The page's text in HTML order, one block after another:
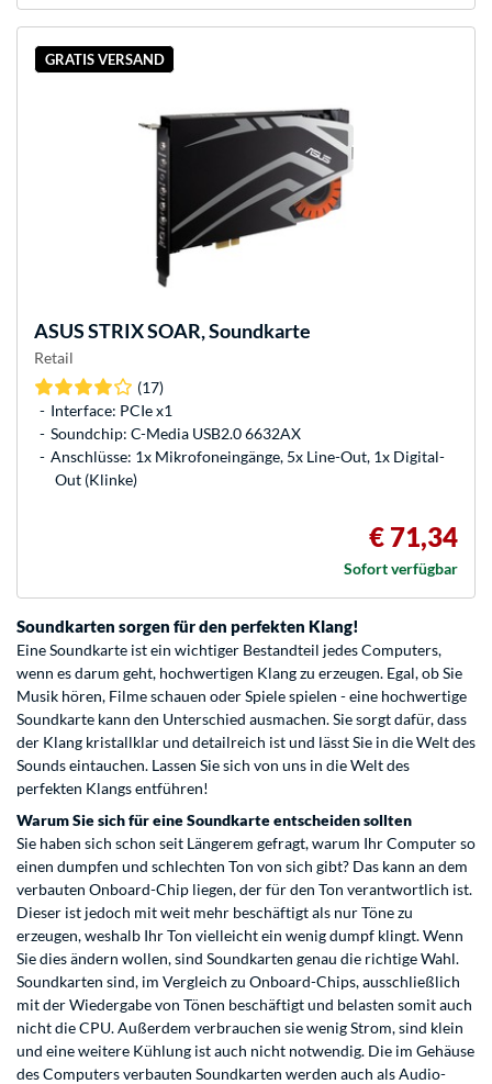
GRATIS VERSAND
ASUSSTRIX SOAR, Soundkarte
Retail
(17)
Interface: PCIe x1
Soundchip: C-Media USB2.0 6632AX
Anschlüsse: 1x Mikrofoneingänge, 5x Line-Out, 1x Digital-
Out (Klinke)
€ 71,34
Sofort verfügbar
Soundkarten sorgen für den perfekten Klang!
Eine Soundkarte ist ein wichtiger Bestandteil jedes Computers,
wenn es darum geht, hochwertigen Klang zu erzeugen. Egal, ob Sie
Musik hören, Filme schauen oder Spiele spielen - eine hochwertige
Soundkarte kann den Unterschied ausmachen. Sie sorgt dafür, dass
der Klang kristallklar und detailreich ist und lässt Sie in die Welt des
Sounds eintauchen. Lassen Sie sich von uns in die Welt des
perfekten Klangs entführen!
Warum Sie sich für eine Soundkarte entscheiden sollten
Sie haben sich schon seit Längerem gefragt, warum Ihr Computer so
einen dumpfen und schlechten Ton von sich gibt? Das kann an dem
verbauten Onboard-Chip liegen, der für den Ton verantwortlich ist.
Dieser ist jedoch mit weit mehr beschäftigt als nur Töne zu
erzeugen, weshalb Ihr Ton vielleicht ein wenig dumpf klingt. Wenn
Sie dies ändern wollen, sind Soundkarten genau die richtige Wahl.
Soundkarten sind, im Vergleich zu Onboard-Chips, ausschließlich
mit der Wiedergabe von Tönen beschäftigt und belasten somit auch
nicht die CPU. Außerdem verbrauchen sie wenig Strom, sind klein
und eine weitere Kühlung ist auch nicht notwendig. Die im Gehäuse
des Computers verbauten Soundkarten werden auch als Audio-